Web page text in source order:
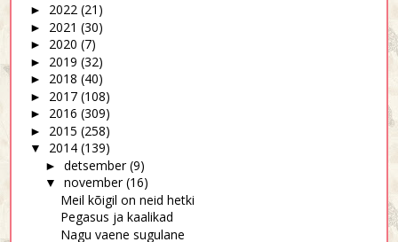
► 2022 (21)
► 2021 (30)
► 2020 (7)
► 2019 (32)
► 2018 (40)
► 2017 (108)
► 2016 (309)
► 2015 (258)
▼ 2014 (139)
► detsember (9)
▼ november (16)
Meil kõigil on neid hetki
Pegasus ja kaalikad
Nagu vaene sugulane